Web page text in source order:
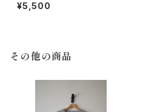
¥5,500
その他の商品